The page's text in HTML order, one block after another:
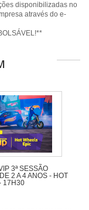
disponibilizadas no
através do e-
3ª SESSÃO
2 A 4 ANOS - HOT
17H30